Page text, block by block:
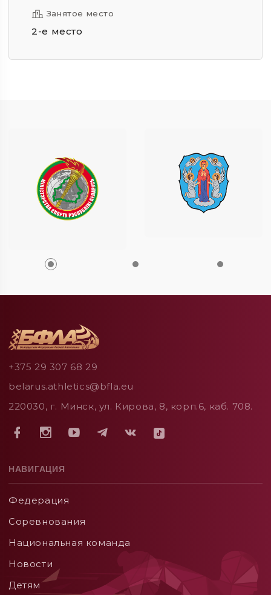
Занятое место
2-е место
+375 29 307 68 29
belarus.athletics@bfla.eu
220030, г. Минск, ул. Кирова, 8, корп.6, каб. 708.
НАВИГАЦИЯ
Федерация
Соревнования
Национальная команда
Новости
Детям